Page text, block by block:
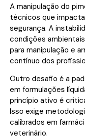
A manipulação do
técnicos que
segurança. A
condições
para manipulação e
contínuo dos
Outro desafio é a
em formulações
princípio ativo é
Isso exige
calibrados em
veterinário.